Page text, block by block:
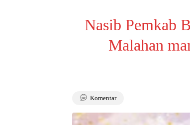
Nasib Pemkab
Malahan
Komentar